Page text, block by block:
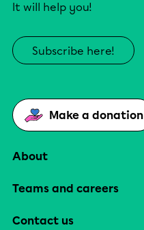
It will help you!
Subscribe here!
Make a donation
About
Teams and careers
Contact us